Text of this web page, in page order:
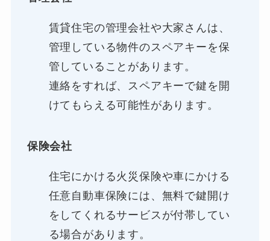
賃貸住宅の管理会社や大家さんは、
管理している物件のスペアキーを保
管していることがあります。
連絡をすれば、スペアキーで鍵を開
けてもらえる可能性があります。
保険会社
住宅にかける火災保険や車にかける
任意自動車保険には、無料で鍵開け
をしてくれるサービスが付帯してい
る場合があります。